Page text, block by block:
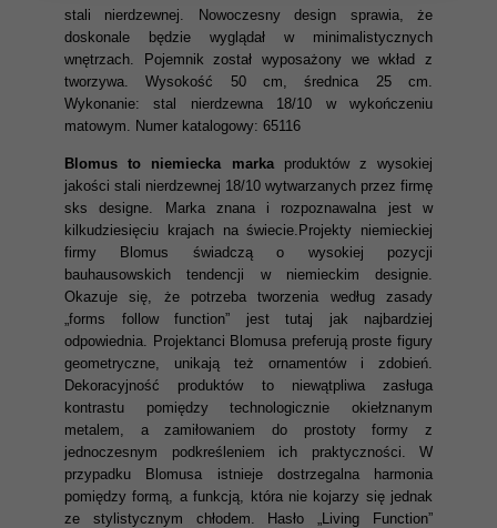
stali nierdzewnej. Nowoczesny design sprawia, że
doskonale będzie wyglądał w minimalistycznych
wnętrzach. Pojemnik został wyposażony we wkład z
tworzywa.Wysokość 50 cm, średnica 25 cm.
Wykonanie: stal nierdzewna 18/10 w wykończeniu
matowym. Numer katalogowy: 65116
Blomus to niemiecka markaproduktów z wysokiej
jakości stali nierdzewnej 18/10 wytwarzanych przez firmę
sks designe. Marka znana i rozpoznawalna jest w
kilkudziesięciu krajach na świecie.Projekty niemieckiej
firmy Blomus świadczą o wysokiej pozycji
bauhausowskich tendencji w niemieckim designie.
Okazuje się, że potrzeba tworzenia według zasady
„forms follow function” jest tutaj jak najbardziej
odpowiednia. Projektanci Blomusa preferują proste figury
geometryczne, unikają też ornamentów i zdobień.
Dekoracyjność produktów to niewątpliwa zasługa
kontrastu pomiędzy technologicznie okiełznanym
metalem, a zamiłowaniem do prostoty formy z
jednoczesnym podkreśleniem ich praktyczności. W
przypadku Blomusa istnieje dostrzegalna harmonia
pomiędzy formą, a funkcją, która nie kojarzy się jednak
ze stylistycznym chłodem. Hasło „Living Function”